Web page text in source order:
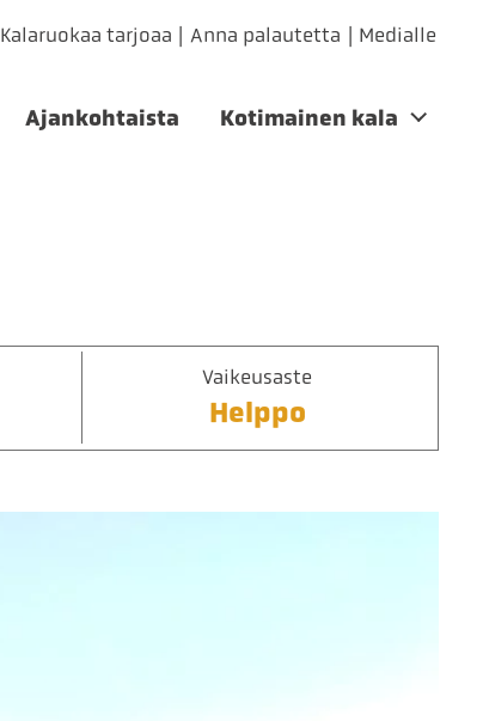
Kalaruokaa tarjoaa Anna palautetta Medialle
Ajankohtaista Kotimainen kala
Vaikeusaste
Helppo